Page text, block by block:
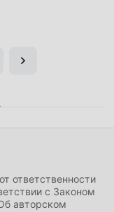
ответственности
с Законом
авторском